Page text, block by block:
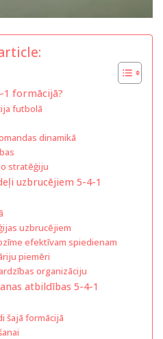
1 formācijā?
futbolā
dinamikā
stratēģiju
uzbrucējiem 5-4-1
uzbrucējiem
efektīvam spiedienam
piemēri
organizāciju
atbildības 5-4-1
šajā formācijā